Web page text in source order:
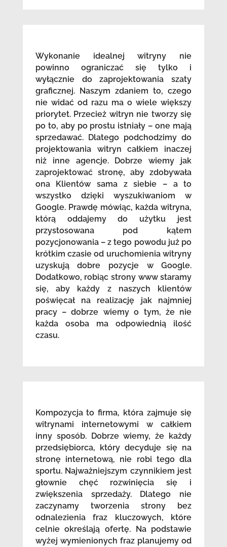
Wykonanie idealnej witryny nie
powinno ograniczać się tylko i
wyłącznie do zaprojektowania szaty
graficznej. Naszym zdaniem to, czego
nie widać od razu ma o wiele większy
priorytet. Przecież witryn nie tworzy się
po to, aby po prostu istniały – one mają
sprzedawać. Dlatego podchodzimy do
projektowania witryn całkiem inaczej
niż inne agencje. Dobrze wiemy jak
zaprojektować stronę, aby zdobywała
ona Klientów sama z siebie – a to
wszystko dzięki wyszukiwaniom w
Google. Prawdę mówiąc, każda witryna,
którą oddajemy do użytku jest
przystosowana pod kątem
pozycjonowania – z tego powodu już po
krótkim czasie od uruchomienia witryny
uzyskują dobre pozycje w Google.
Dodatkowo, robiąc strony www staramy
się, aby każdy z naszych klientów
poświęcał na realizację jak najmniej
pracy – dobrze wiemy o tym, że nie
każda osoba ma odpowiednią ilość
czasu.
Kompozycja to firma, która zajmuje się
witrynami internetowymi w całkiem
inny sposób. Dobrze wiemy, że każdy
przedsiębiorca, który decyduje się na
stronę internetową, nie robi tego dla
sportu. Najważniejszym czynnikiem jest
głownie chęć rozwinięcia się i
zwiększenia sprzedaży. Dlatego nie
zaczynamy tworzenia strony bez
odnalezienia fraz kluczowych, które
celnie określają ofertę. Na podstawie
wyżej wymienionych fraz planujemy od